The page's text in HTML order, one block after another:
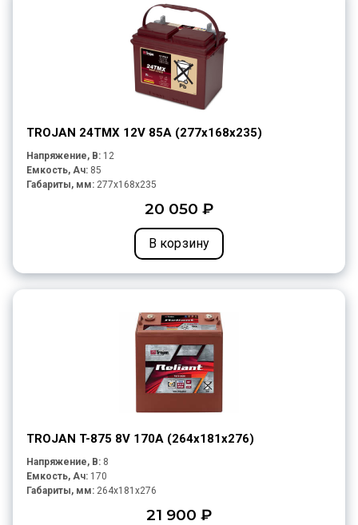
TROJAN 24TMX 12V 85A (277х168х235)
Напряжение, В: 12
Емкость, Ач: 85
Габариты, мм: 277x168x235
20 050 ₽
В корзину
TROJAN T-875 8V 170A (264х181х276)
Напряжение, В: 8
Емкость, Ач: 170
Габариты, мм: 264x181x276
21 900 ₽